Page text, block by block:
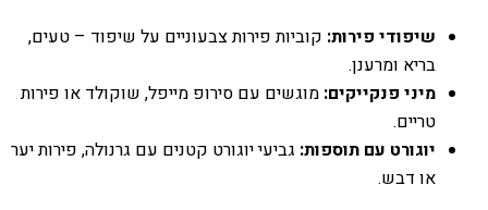
שיפודי פירות: קוביות פירות צבעוניים על שיפוד – טעים,
בריא ומרענן.
מיני פנקייקים: מוגשים עם סירופ מייפל, שוקולד או פירות
טריים.
יוגורט עם תוספות: גביעי יוגורט קטנים עם גרנולה, פירות יער
או דבש.